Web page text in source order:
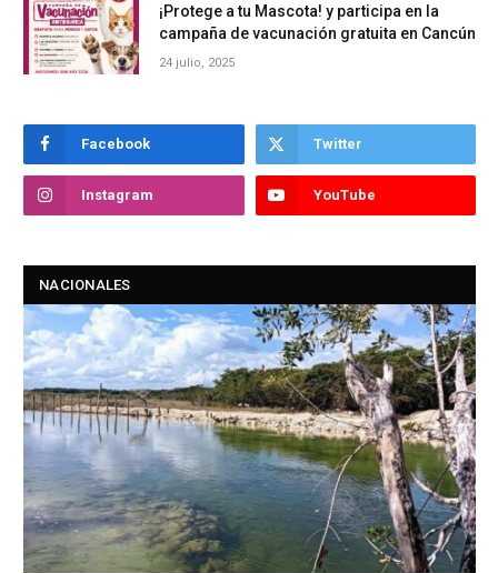
¡Protege a tu Mascota! y participa en la
campaña de vacunación gratuita en Cancún
24 julio, 2025
Facebook Twitter
Instagram YouTube
NACIONALES